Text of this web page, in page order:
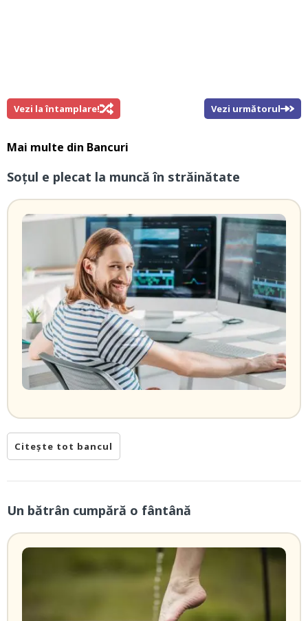
Vezi la întamplare! Vezi următorul
Mai multe din Bancuri
Soțul e plecat la muncă în străinătate
Citește tot bancul
Un bătrân cumpără o fântână